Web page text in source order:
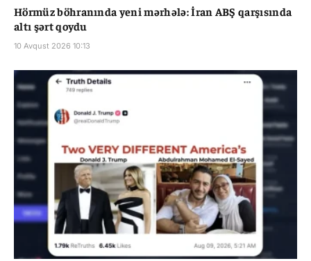
Hörmüz böhranında yeni mərhələ: İran ABŞ qarşısında
altı şərt qoydu
10 Avqust 2026 10:13